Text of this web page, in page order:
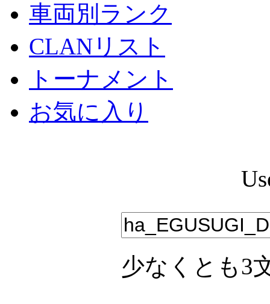
車両別ランク
CLANリスト
トーナメント
お気に入り
少なくとも3